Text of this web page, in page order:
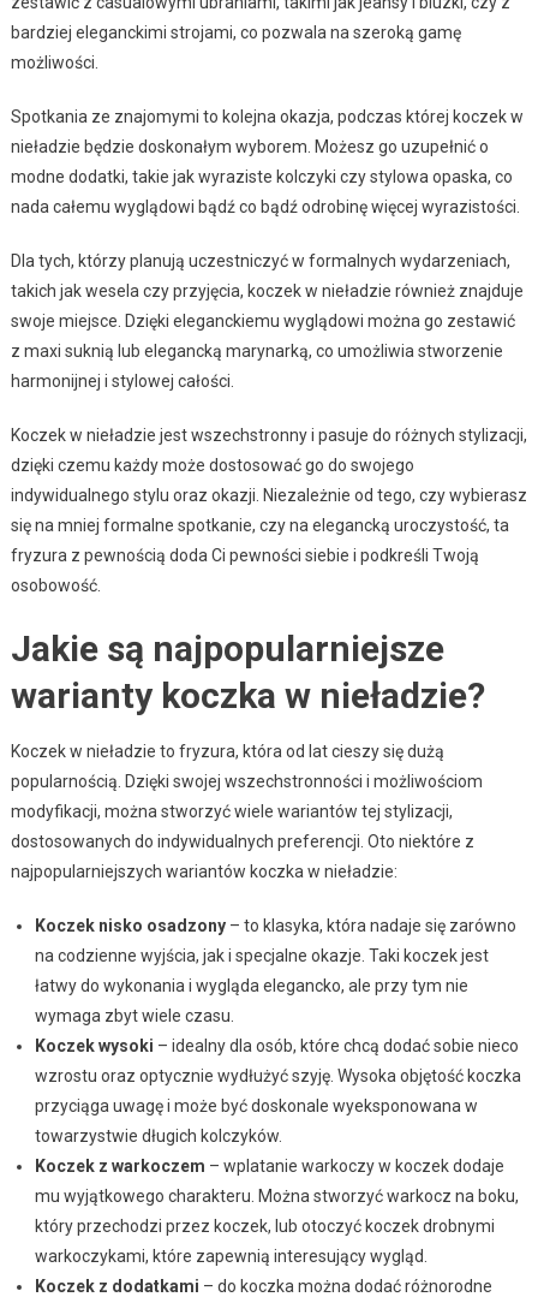
bardziej eleganckimi strojami, co pozwala na szeroką gamę
możliwości.
Spotkania ze znajomymi to kolejna okazja, podczas której koczek w
nieładzie będzie doskonałym wyborem. Możesz go uzupełnić o
modne dodatki, takie jak wyraziste kolczyki czy stylowa opaska, co
nada całemu wyglądowi bądź co bądź odrobinę więcej wyrazistości.
Dla tych, którzy planują uczestniczyć w formalnych wydarzeniach,
takich jak wesela czy przyjęcia, koczek w nieładzie również znajduje
swoje miejsce. Dzięki eleganckiemu wyglądowi można go zestawić
z maxi suknią lub elegancką marynarką, co umożliwia stworzenie
harmonijnej i stylowej całości.
Koczek w nieładzie jest wszechstronny i pasuje do różnych stylizacji,
dzięki czemu każdy może dostosować go do swojego
indywidualnego stylu oraz okazji. Niezależnie od tego, czy wybierasz
się na mniej formalne spotkanie, czy na elegancką uroczystość, ta
fryzura z pewnością doda Ci pewności siebie i podkreśli Twoją
osobowość.
Jakie są najpopularniejsze
warianty koczka w nieładzie?
Koczek w nieładzie to fryzura, która od lat cieszy się dużą
popularnością. Dzięki swojej wszechstronności i możliwościom
modyfikacji, można stworzyć wiele wariantów tej stylizacji,
dostosowanych do indywidualnych preferencji. Oto niektóre z
najpopularniejszych wariantów koczka w nieładzie:
Koczek nisko osadzony– to klasyka, która nadaje się zarówno
na codzienne wyjścia, jak i specjalne okazje. Taki koczek jest
łatwy do wykonania i wygląda elegancko, ale przy tym nie
wymaga zbyt wiele czasu.
Koczek wysoki – idealny dla osób, które chcą dodać sobie nieco
wzrostu oraz optycznie wydłużyć szyję. Wysoka objętość koczka
przyciąga uwagę i może być doskonale wyeksponowana w
towarzystwie długich kolczyków.
Koczek z warkoczem – wplatanie warkoczy w koczek dodaje
mu wyjątkowego charakteru. Można stworzyć warkocz na boku,
który przechodzi przez koczek, lub otoczyć koczek drobnymi
warkoczykami, które zapewnią interesujący wygląd.
Koczek z dodatkami – do koczka można dodać różnorodne